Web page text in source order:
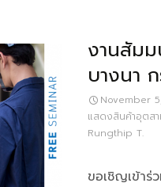
งานสัม
บางนา
November
แสดงสินค้าอุตส
Rungthip T.
ขอเชิญเข้า